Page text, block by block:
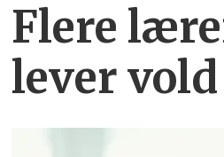
Flere
lever